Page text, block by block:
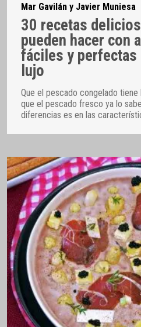
Mar Gavilán y Javier Muniesa
30 recetas
pueden hacer con
fáciles y perfectas
lujo
Que el pescado congelado
que el pescado fresco ya lo
diferencias es en las